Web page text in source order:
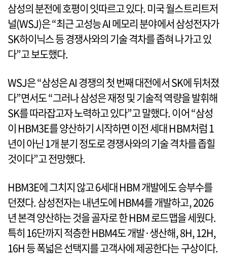
삼성의 분전에 호평이 잇따르고 있다. 미국 월스트리트저
널(WSJ)은 “최근 고성능 AI 메모리 분야에서 삼성전자가
SK하이닉스 등 경쟁사와의 기술 격차를 좁혀 나가고 있
다”고 보도했다.
WSJ은 “삼성은 AI 경쟁의 첫 번째 대전에서 SK에 뒤처졌
다”면서도 “그러나 삼성은 재정 및 기술적 역량을 발휘해
SK를 따라잡고자 노력하고 있다”고 말했다. 이어 “삼성
이 HBM3E를 양산하기 시작하면 이전 세대 HBM처럼 1
년이 아닌 1개 분기 정도로 경쟁사와의 기술 격차를 좁힐
것이다”고 전망했다.
HBM3E에 그치지 않고 6세대 HBM 개발에도 승부수를
던졌다. 삼성전자는 내년도에 HBM4를 개발하고, 2026
년 본격 양산하는 것을 골자로 한 HBM 로드맵을 세웠다.
특히 16단까지 적층한 HBM4도 개발·생산해, 8H, 12H,
16H 등 폭넓은 선택지를 고객사에 제공한다는 구상이다.